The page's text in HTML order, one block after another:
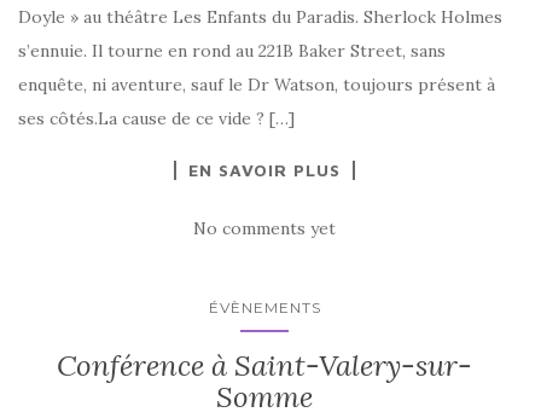
Doyle » au théâtre Les Enfants du Paradis. Sherlock Holmes
s’ennuie. Il tourne en rond au 221B Baker Street, sans
enquête, ni aventure, sauf le Dr Watson, toujours présent à
ses côtés.La cause de ce vide ? […]
EN SAVOIR PLUS
No comments yet
ÉVÈNEMENTS
Conférence à Saint-Valery-sur-
Somme